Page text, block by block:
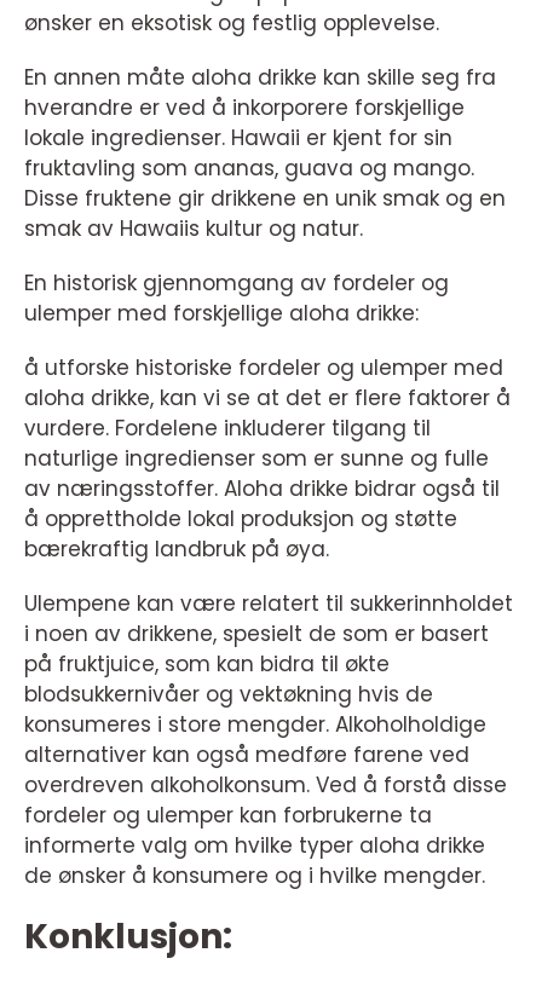
ønsker en eksotisk og festlig opplevelse.
En annen måte aloha drikke kan skille seg fra
hverandre er ved å inkorporere forskjellige
lokale ingredienser. Hawaii er kjent for sin
fruktavling som ananas, guava og mango.
Disse fruktene gir drikkene en unik smak og en
smak av Hawaiis kultur og natur.
En historisk gjennomgang av fordeler og
ulemper med forskjellige aloha drikke:
å utforske historiske fordeler og ulemper med
aloha drikke, kan vi se at det er flere faktorer å
vurdere. Fordelene inkluderer tilgang til
naturlige ingredienser som er sunne og fulle
av næringsstoffer. Aloha drikke bidrar også til
å opprettholde lokal produksjon og støtte
bærekraftig landbruk på øya.
Ulempene kan være relatert til sukkerinnholdet
i noen av drikkene, spesielt de som er basert
på fruktjuice, som kan bidra til økte
blodsukkernivåer og vektøkning hvis de
konsumeres i store mengder. Alkoholholdige
alternativer kan også medføre farene ved
overdreven alkoholkonsum. Ved å forstå disse
fordeler og ulemper kan forbrukerne ta
informerte valg om hvilke typer aloha drikke
de ønsker å konsumere og i hvilke mengder.
Konklusjon: